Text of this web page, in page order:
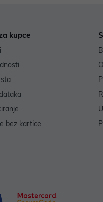
kupce
bez kartice